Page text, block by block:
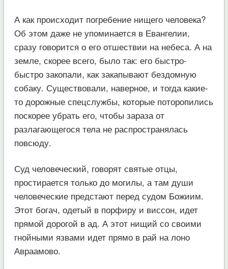
А как происходит погребение нищего человека?
Об этом даже не упоминается в Евангелии,
сразу говорится о его отшествии на небеса. А на
земле, скорее всего, было так: его быстро-
быстро закопали, как закапывают бездомную
собаку. Существовали, наверное, и тогда какие-
то дорожные спецслужбы, которые поторопились
поскорее убрать его, чтобы зараза от
разлагающегося тела не распространялась
повсюду.
Суд человеческий, говорят святые отцы,
простирается только до могилы, а там души
человеческие предстают перед судом Божиим.
Этот богач, одетый в порфиру и виссон, идет
прямой дорогой в ад. А этот нищий со своими
гнойными язвами идет прямо в рай на лоно
Авраамово.